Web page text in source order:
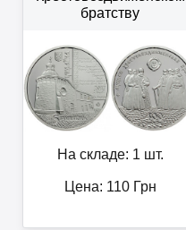
братству
На складе: 1 шт.
Цена: 110Грн